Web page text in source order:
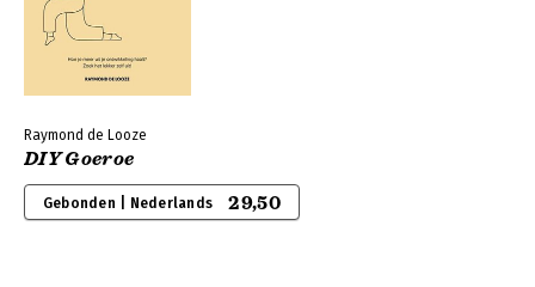
Raymond de Looze
DIY Goeroe
Gebonden | Nederlands 29,50